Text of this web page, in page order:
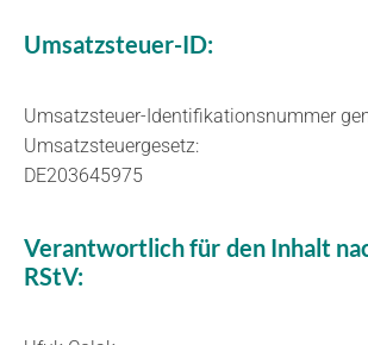
Umsatzsteuer-ID:
Umsatzsteuer-Identifikationsnummer
Umsatzsteuergesetz:
DE203645975
Verantwortlich für den Inhalt
RStV: